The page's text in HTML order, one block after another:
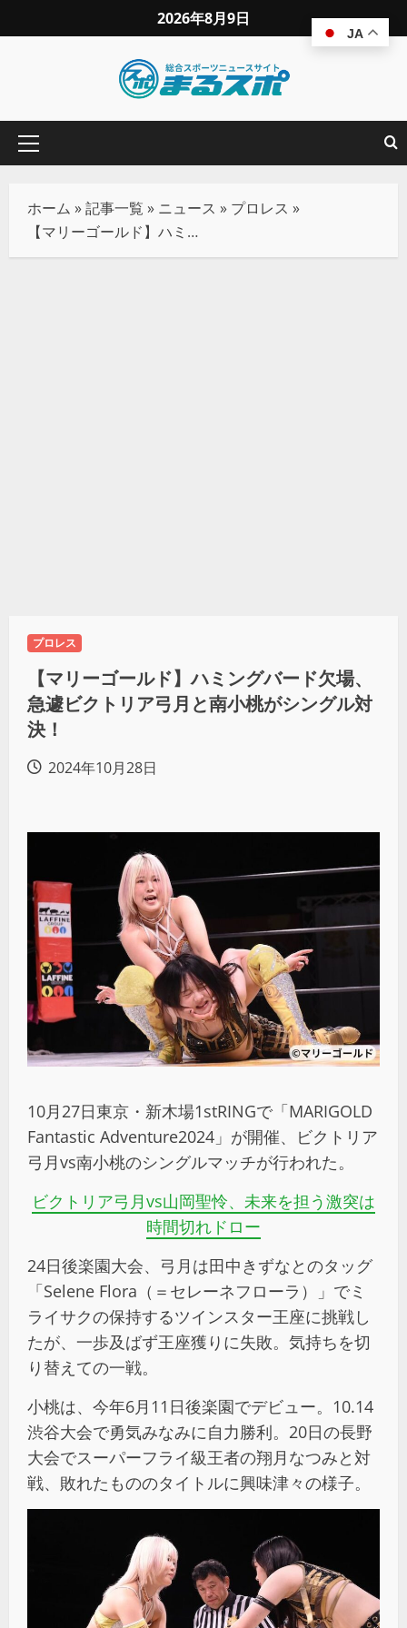
2026年8月9日
ホーム »記事一覧 » ニュース » プロレス »
【マリーゴールド】ハミングバード欠場、急遽ビクトリア弓月と南小桃がシングル対決！
プロレス
【マリーゴールド】ハミングバード欠場、
急遽ビクトリア弓月と南小桃がシングル対
決！
2024年10月28日
10月27日東京・新木場1stRINGで「MARIGOLD
Fantastic Adventure2024」が開催、ビクトリア
弓月vs南小桃のシングルマッチが行われた。
ビクトリア弓月vs山岡聖怜、未来を担う激突は
時間切れドロー
24日後楽園大会、弓月は田中きずなとのタッグ
「Selene Flora（＝セレーネフローラ）」でミ
ライサクの保持するツインスター王座に挑戦し
たが、一歩及ばず王座獲りに失敗。気持ちを切
り替えての一戦。
小桃は、今年6月11日後楽園でデビュー。10.14
渋谷大会で勇気みなみに自力勝利。20日の長野
大会でスーパーフライ級王者の翔月なつみと対
戦、敗れたもののタイトルに興味津々の様子。
JA